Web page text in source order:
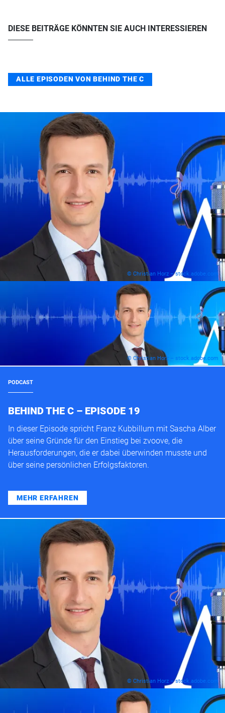
DIESE BEITRÄGE KÖNNTEN SIE AUCH INTERESSIEREN
ALLE EPISODEN VON BEHIND THE C
© Christian Horz – stock.adobe.com
© Christian Horz – stock.adobe.com
PODCAST
BEHIND THE C – EPISODE 19
In dieser Episode spricht Franz Kubbillum mit Sascha Alber
über seine Gründe für den Einstieg bei zvoove, die
Herausforderungen, die er dabei überwinden musste und
über seine persönlichen Erfolgsfaktoren.
MEHR ERFAHREN
© Christian Horz – stock.adobe.com